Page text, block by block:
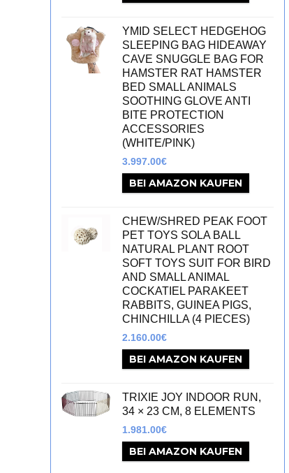
YMID SELECT HEDGEHOG
SLEEPING BAG HIDEAWAY
CAVE SNUGGLE BAG FOR
HAMSTER RAT HAMSTER
BED SMALL ANIMALS
SOOTHING GLOVE ANTI
BITE PROTECTION
ACCESSORIES
(WHITE/PINK)
3.997.00€
BEI AMAZON KAUFEN
CHEW/SHRED PEAK FOOT
PET TOYS SOLA BALL
NATURAL PLANT ROOT
SOFT TOYS SUIT FOR BIRD
AND SMALL ANIMAL
COCKATIEL PARAKEET
RABBITS, GUINEA PIGS,
CHINCHILLA (4 PIECES)
2.160.00€
BEI AMAZON KAUFEN
TRIXIE JOY INDOOR RUN,
34 × 23 CM, 8 ELEMENTS
1.981.00€
BEI AMAZON KAUFEN